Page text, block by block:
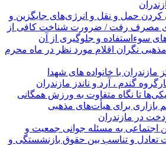
کردن حمل و نقل و انرژی‌های جایگزین و
مصرف رفت / ضرورت شناخت کافی از
سوءاستفاده و جلوگیری از آن
نگران اقلام مورد نظر در ماه محرم
مازندران با خانواده های شهدا
گندم ، آرد و ناندز مازندران
تا نگاه متفاوت به ورزش همگانی
بازاری برای هیأت‌های مذهبی
در مازندران
اجتماعی به مسئله جوانی جمعیت و
تعادل و تناسب بین حقوق بازنشستگی و